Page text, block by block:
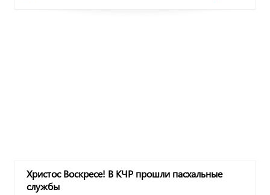
Христос Воскресе! В КЧР прошли пасхальные
службы